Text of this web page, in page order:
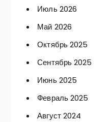
Июль 2026
Май 2026
Октябрь 2025
Сентябрь 2025
Июнь 2025
Февраль 2025
Август 2024